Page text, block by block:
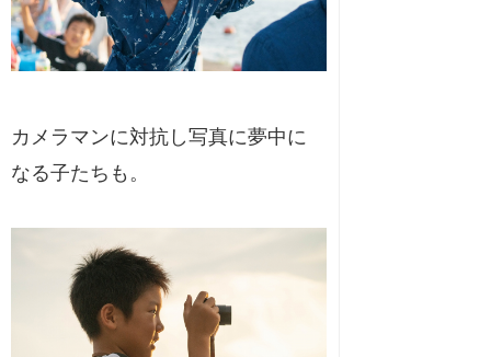
カメラマンに対抗し写真に夢中に
なる子たちも。